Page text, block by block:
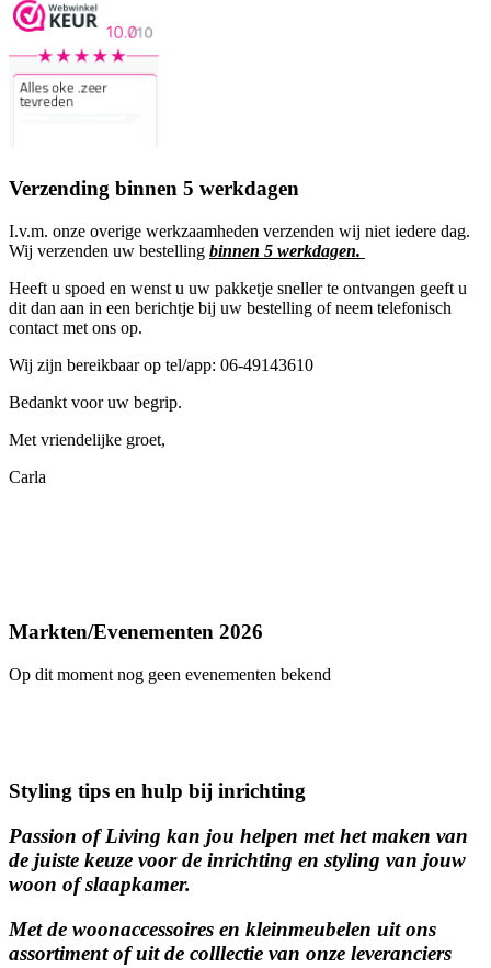
Verzending binnen 5 werkdagen
I.v.m. onze overige werkzaamheden verzenden wij niet iedere dag.
Wij verzenden uw bestelling binnen 5 werkdagen.
Heeft u spoed en wenst u uw pakketje sneller te ontvangen geeft u
dit dan aan in een berichtje bij uw bestelling of neem telefonisch
contact met ons op.
Wij zijn bereikbaar op tel/app: 06-49143610
Bedankt voor uw begrip.
Met vriendelijke groet,
Carla
Markten/Evenementen 2026
Op dit moment nog geen evenementen bekend
Styling tips en hulp bij inrichting
Passion of Living kan jou helpen met het maken van
de juiste keuze voor de inrichting en styling van jouw
woon of slaapkamer.
Met de woonaccessoires en kleinmeubelen uit ons
assortiment of uit de colllectie van onze leveranciers